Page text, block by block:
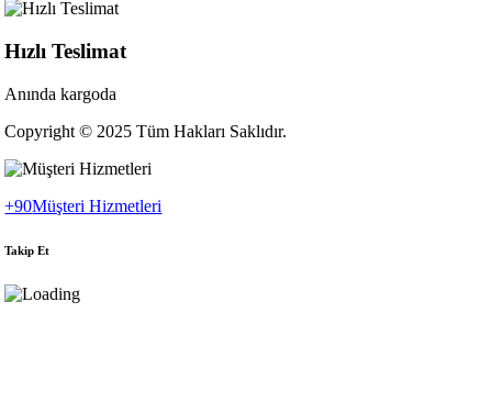
Hızlı Teslimat
Anında kargoda
Copyright © 2025 Tüm Hakları Saklıdır.
+90Müşteri Hizmetleri
Takip Et